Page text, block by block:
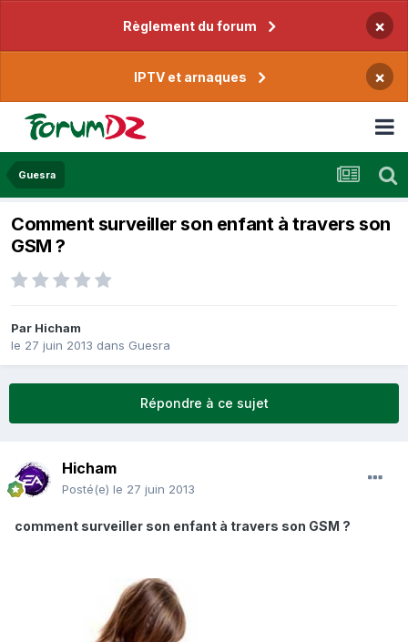
Règlement du forum ×
IPTV et arnaques ×
Guesra
Comment surveiller son enfant à travers son
GSM ?
Par Hicham
le 27 juin 2013 dans Guesra
Répondre à ce sujet
Hicham
Posté(e) le 27 juin 2013
comment surveiller son enfant à travers son GSM ?